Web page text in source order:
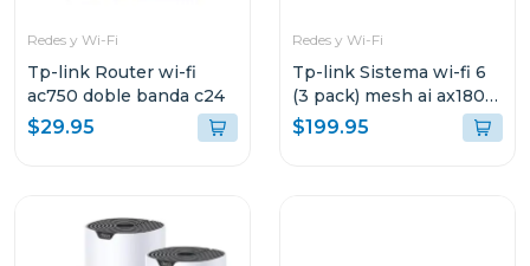
Redes y Wi-Fi
Tp-link Router wi-fi
ac750 doble banda c24
$29.95
Redes y Wi-Fi
Tp-link Sistema wi-fi 6
(3 pack) mesh ai ax1800
3 pack decox20
$199.95